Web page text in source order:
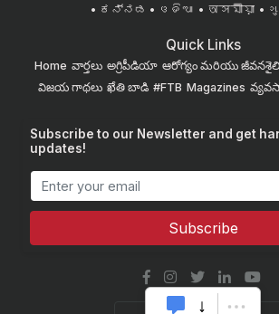
ಕನ್ನಡ
ଓଡିଆ অসমীয়া
Quick Links
Home వార్తలు అగ్రిపీడియా ఆరోగ్యం మరియు జీవనశైలి
విజయ గాథలు ఖేతి బాడి #FTB Magazines
Subscribe to our Newsletter and get
updates!
Subscribe